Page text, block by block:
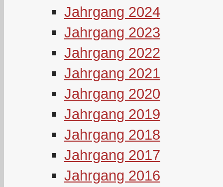
Jahrgang 2024
Jahrgang 2023
Jahrgang 2022
Jahrgang 2021
Jahrgang 2020
Jahrgang 2019
Jahrgang 2018
Jahrgang 2017
Jahrgang 2016